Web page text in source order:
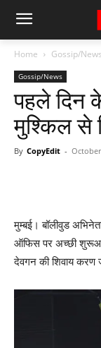
Home Gossip/News
Gossip/News
पहले दिन
मुश्‍किल से
By CopyEdit -
मुम्‍बई। बॉलीवुड
ऑफिस पर अच्‍छी
देवगन की शिवाय करण